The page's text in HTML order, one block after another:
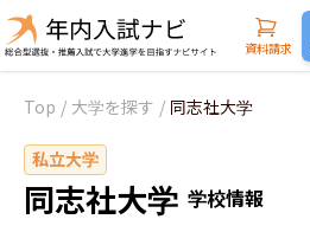
資料請求
Top / 大学を探す / 同志社大学
私立大学
同志社大学 学校情報